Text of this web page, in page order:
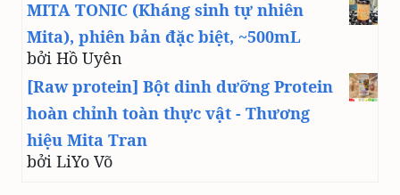
MITA TONIC (Kháng sinh tự nhiên
Mita), phiên bản đặc biệt, ~500mL
bởi Hồ Uyên
[Raw protein] Bột dinh dưỡng Protein
hoàn chỉnh toàn thực vật - Thương
hiệu Mita Tran
bởi LiYo Võ